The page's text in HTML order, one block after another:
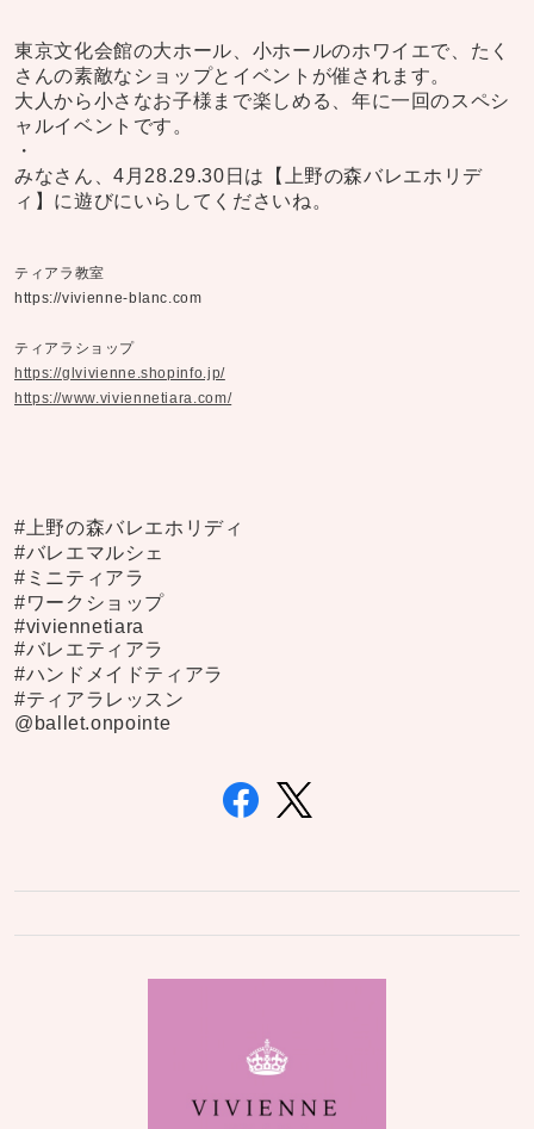
東京文化会館の大ホール、小ホールのホワイエで、たく
さんの素敵なショップとイベントが催されます。
大人から小さなお子様まで楽しめる、年に一回のスペシ
ャルイベントです。
・
みなさん、4月28.29.30日は【上野の森バレエホリデ
ィ】に遊びにいらしてくださいね。
ティアラ教室
https://vivienne-blanc.com
ティアラショップ
https://glvivienne.shopinfo.jp/
https://www.viviennetiara.com/
#上野の森バレエホリディ
#バレエマルシェ
#ミニティアラ
#ワークショップ
#viviennetiara
#バレエティアラ
#ハンドメイドティアラ
#ティアラレッスン
@ballet.onpointe